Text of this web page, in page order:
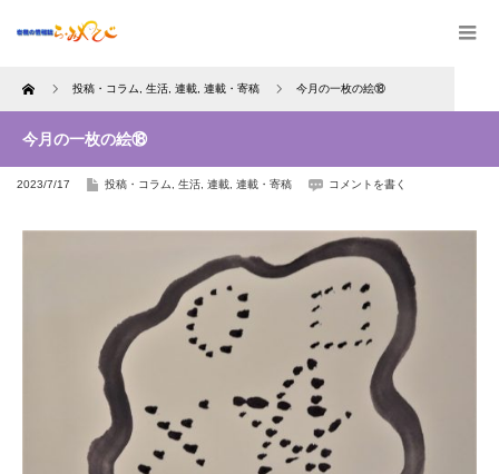
Home 投稿・コラム 生活 連載 連載・寄稿 今月の一枚の絵⑱
今月の一枚の絵⑱
2023/7/17 投稿・コラム 生活 連載 連載・寄稿 コメントを書く